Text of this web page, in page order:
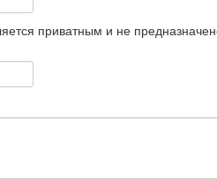
приватным и не